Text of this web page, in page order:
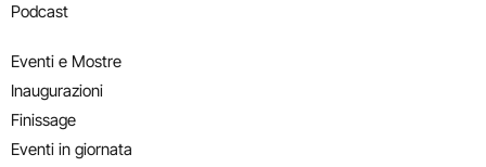
Podcast
Eventi e Mostre
Inaugurazioni
Finissage
Eventi in giornata